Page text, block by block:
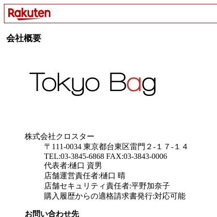
会社概要
株式会社クロスター
〒111-0034 東京都台東区雷門２-１７-１４
TEL:03-3845-6868 FAX:03-3843-0006
代表者:樋口 資男
店舗運営責任者:樋口 晴
店舗セキュリティ責任者:平野加奈子
購入履歴からの適格請求書発行:対応可能
お問い合わせ先